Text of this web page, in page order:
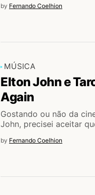
by Fernando Coelhion
MÚSICA
Elton John e
Again
Gostando ou não da
John, precisei aceitar
by Fernando Coelhion